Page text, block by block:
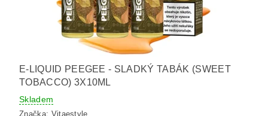
E-LIQUID PEEGEE - SLADKÝ TABÁK (SWEET
TOBACCO) 3X10ML
Skladem
Značka: Vitaestyle